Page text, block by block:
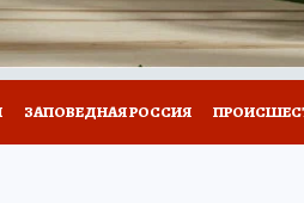
ЗАПОВЕДНАЯ РОССИЯ